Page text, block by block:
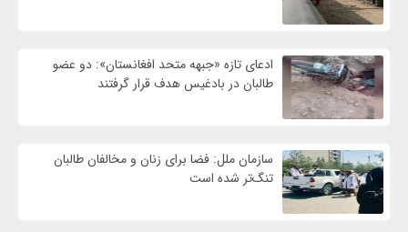
ادعای تازه «جبهه متحد افغانستان»: دو عضو
طالبان در بادغیس هدف قرار گرفتند
سازمان ملل: فضا برای زنان و مخالفان طالبان
تنگ‌تر شده است